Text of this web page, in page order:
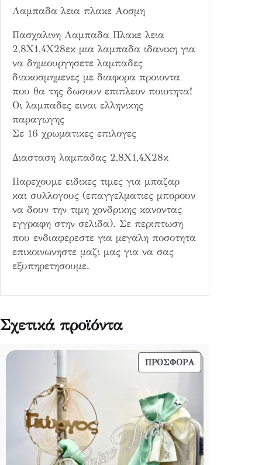
Λαμπαδα λεια πλακε Αοσμη
Πασχαλινη Λαμπαδα Πλακε λεια
2,8Χ1,4Χ28εκ μια λαμπαδα ιδανικη για
να δημιουργησετε λαμπαδες
διακοσμημενες με διαφορα προιοντα
που θα της δωσουν επιπλεον ποιοτητα!
Οι λαμπαδες ειναι ελληνικης
παραγωγης
Σε 16 χρωματικες επιλογες
Διασταση λαμπαδας 2,8Χ1,4Χ28κ
Παρεχουμε ειδικες τιμες για μπαζαρ
και συλλογους (επαγγελματιες μπορουν
να δουν την τιμη χονδρικης κανοντας
εγγραφη στην σελιδα). Σε περιπτωση
που ενδιαφερεστε για μεγαλη ποσοτητα
επικοινωνηστε μαζι μας για να σας
εξυπηρετησουμε.
Σχετικά προϊόντα
ΠΡΟΣΦΟΡΆΠΡΟΪΌΝ
ΣΕ